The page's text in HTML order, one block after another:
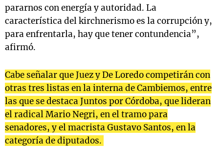
pararnos con energía y autoridad. La
característica del kirchnerismo es la corrupción y,
para enfrentarla, hay que tener contundencia”,
afirmó.
Cabe señalar que Juez y De Loredo competirán con
otras tres listas en la interna de Cambiemos, entre
las que se destaca Juntos por Córdoba, que lideran
el radical Mario Negri, en el tramo para
senadores, y el macrista Gustavo Santos, en la
categoría de diputados.